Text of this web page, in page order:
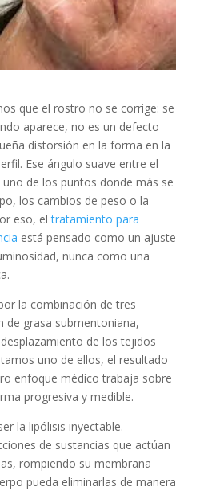
que el rostro no se corrige: se
aparece, no es un defecto
distorsión en la forma en la
Ese ángulo suave entre el
de los puntos donde más se
los cambios de peso o la
eso, eltratamiento para
está pensado como un ajuste
nunca como una
la combinación de tres
de grasa submentoniana,
de los tejidos
uno de ellos, el resultado
enfoque médico trabaja sobre
progresiva y medible.
la lipólisis inyectable.
de sustancias que actúan
rompiendo su membrana
pueda eliminarlas de manera